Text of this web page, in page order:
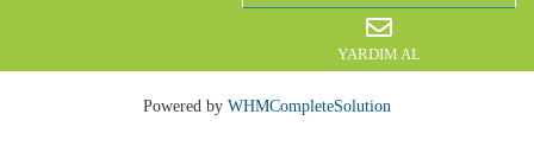
YARDIM AL
Powered by WHMCompleteSolution